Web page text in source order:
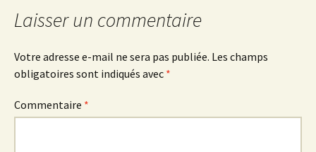
Laisser un commentaire
Votre adresse e-mail ne sera pas publiée. Les champs
obligatoires sont indiqués avec *
Commentaire *